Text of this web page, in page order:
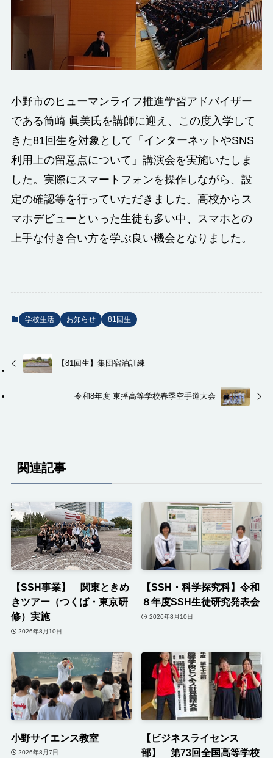
小野市のヒューマンライフ推進学習アドバイザー
である筒崎 眞美氏を講師に迎え、この度入学して
きた81回生を対象として「インターネットやSNS
利用上の留意点について」講演会を実施いたしま
した。実際にスマートフォンを操作しながら、設
定の確認等を行っていただきました。高校からス
マホデビューといった生徒も多い中、スマホとの
上手な付き合い方を学ぶ良い機会となりました。
学校生活 お知らせ 81回生
【81回生】集団宿泊訓練
令和8年度 東播高等学校春季空手道大会
関連記事
【SSH事業】 関東ときめ
きツアー（つくば・東京研
修）実施
2026年8月10日
【SSH・科学探究科】令和
８年度SSH生徒研究発表会
2026年8月10日
小野サイエンス教室
2026年8月7日
【ビジネスライセンス
部】 第73回全国高等学校